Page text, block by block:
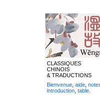
CLASSIQUES
CHINOIS
& TRADUCTIONS
Bienvenue aide
introduction table